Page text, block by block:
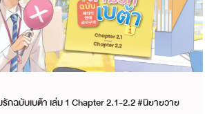
กฉบับเบต้า เล่ม 1 Chapter 2.1-2.2 #นิยายวาย